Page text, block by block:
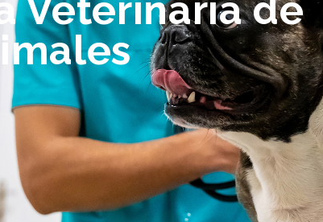
Veterinaria de